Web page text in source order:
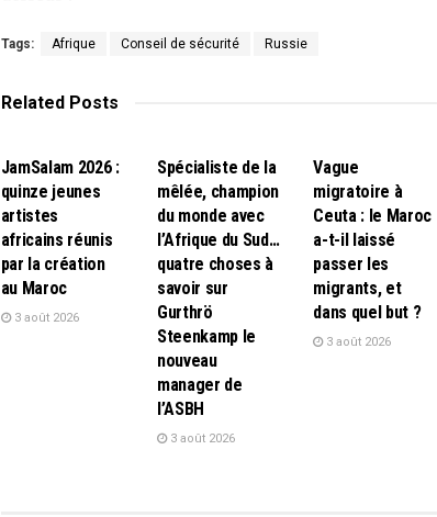
Tags: Afrique Conseil de sécurité Russie
RelatedPosts
JamSalam 2026 :
quinze jeunes
artistes
africains réunis
par la création
au Maroc
3 août 2026
Spécialiste de la
mêlée, champion
du monde avec
l’Afrique du Sud…
quatre choses à
savoir sur
Gurthrö
Steenkamp le
nouveau
manager de
l’ASBH
3 août 2026
Vague
migratoire à
Ceuta : le Maroc
a-t-il laissé
passer les
migrants, et
dans quel but ?
3 août 2026